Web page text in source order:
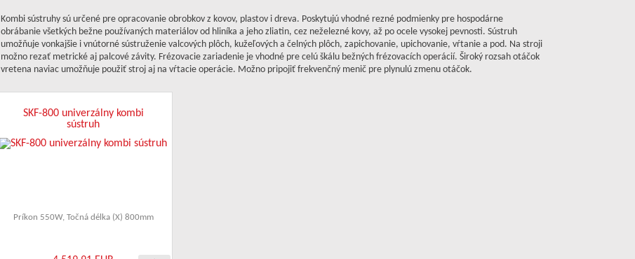
Kombi sústruhy sú určené pre opracovanie obrobkov z kovov, plastov i dreva. Poskytujú vhodné rezné podmienky pre hospodárne
obrábanie všetkých bežne používaných materiálov od hliníka a jeho zliatin, cez neželezné kovy, až po ocele vysokej pevnosti. Sústruh
umožňuje vonkajšie i vnútorné sústruženie valcových plôch, kužeľových a čelných plôch, zapichovanie, upichovanie, vŕtanie a pod. Na stroji
možno rezať metrické aj palcové závity. Frézovacie zariadenie je vhodné pre celú škálu bežných frézovacích operácií. Široký rozsah otáčok
vretena naviac umožňuje použiť stroj aj na vŕtacie operácie. Možno pripojiť frekvenčný menič pre plynulú zmenu otáčok.
SKF-800 univerzálny kombi
sústruh
Príkon 550W, Točná délka (X) 800mm